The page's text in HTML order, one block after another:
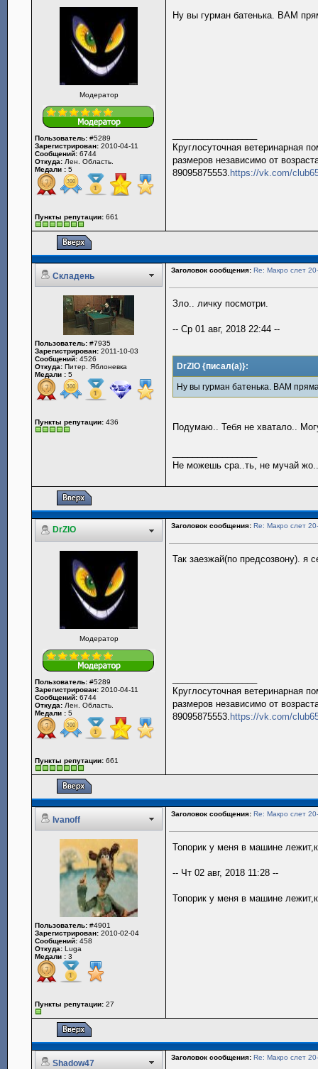
Модератор
Пользователь: #5289
Зарегистрирован: 2010-04-11
Сообщений: 6744
Откуда: Лен. Область.
Медали : 5
Пункты репутации: 661
Ну вы гурман батенька. ВАМ
Круглосуточная ветеринарная
размеров независимо от
89095875553. https://vk.com/
Складень
Заголовок сообщения: Re: Макро слет
Пользователь: #7935
Зарегистрирован: 2011-10-03
Сообщений: 4526
Откуда: Питер. Яблоневка
Медали : 5
Пункты репутации: 436
Зло.. личку посмотри.
-- Ср 01 авг, 2018 22:44 --
DrZlO {писал(а)}:
Ну вы гурман батенька. ВАМ
Подумаю.. Тебя не хватало..
Не можешь сра..ть, не мучай
DrZlO Заголовок сообщения: Re: Макро слет
Модератор
Пользователь: #5289
Зарегистрирован: 2010-04-11
Сообщений: 6744
Откуда: Лен. Область.
Медали : 5
Пункты репутации: 661
Так заезжай(по предсозвону). я
Круглосуточная ветеринарная
размеров независимо от
89095875553. https://vk.com/
Ivanoff
Заголовок сообщения: Re: Макро слет
Пользователь: #4901
Зарегистрирован: 2010-02-04
Сообщений: 458
Откуда: Luga
Медали : 3
Пункты репутации: 27
Топорик у меня в машине
-- Чт 02 авг, 2018 11:28 --
Топорик у меня в машине
Shadow47
Заголовок сообщения: Re: Макро слет